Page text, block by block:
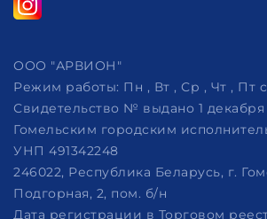
ООО "АРВИОН"
Режим работы: Пн , Вт , Ср , Чт , Пт
Свидетельство № выдано 1 декабря
Гомельским городским
УНП 491342248
246022, Республика Беларусь, г.
Подгорная, 2, пом. б/н
Дата регистрации в Торговом